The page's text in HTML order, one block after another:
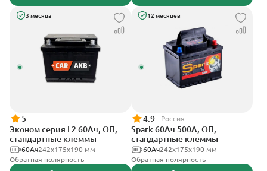
3 месяца
5
Эконом серия L2 60Ач, ОП,
стандартные клеммы
242х175х190 мм
60Ач
Обратная полярность
12 месяцев
4.9 Россия
Spark 60Ач 500А, ОП,
стандартные клеммы
242х175х190 мм
60Ач
Обратная полярность